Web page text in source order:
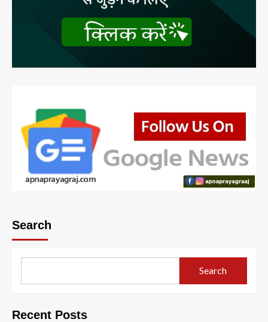
Search
Search
Recent Posts